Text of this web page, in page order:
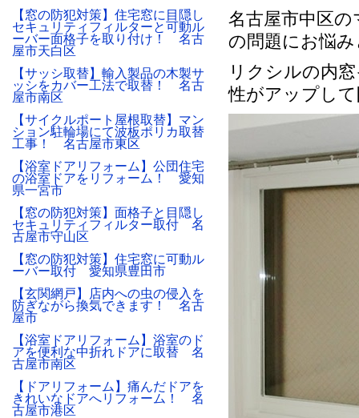
名古屋市中区
の問題にお悩
リクシルの内
性がアップし
【窓の防犯対策】住宅窓に目隠し
セキュリティフィルターと可動ル
ーバー面格子を取り付け！ 名古
屋市天白区
【サッシ取替】輸入製品の木製サ
ッシをカバー工法で取替！ 名古
屋市南区
【サイクルポート屋根取替】マン
ション駐輪場にて波板ポリカ取替
工事！ 名古屋市東区
【浴室ドアリフォーム】公団住宅
の浴室ドアをリフォーム！ 愛知
県一宮市
【窓の防犯対策】面格子と目隠し
セキュリティフィルター取付 名
古屋市守山区
【窓の防犯対策】住宅窓に可動ル
ーバー取付 愛知県豊田市
【玄関網戸】店内への虫の侵入を
防ぎながら換気できます！ 名古
屋市
【浴室ドアリフォーム】浴室のド
アを便利な中折れドアに取替 名
古屋市南区
【ドアリフォーム】痛んだドアを
きれいなドアへリフォーム！ 名
古屋市港区